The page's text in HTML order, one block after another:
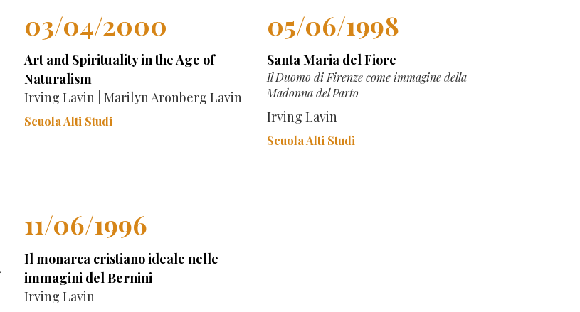
03/04/2000
Art and Spirituality in the Age of
Naturalism
Irving Lavin | Marilyn Aronberg Lavin
Scuola Alti Studi
05/06/1998
Santa Maria del Fiore
Il Duomo di Firenze come immagine della
Madonna del Parto
Irving Lavin
Scuola Alti Studi
11/06/1996
Il monarca cristiano ideale nelle
immagini del Bernini
Irving Lavin